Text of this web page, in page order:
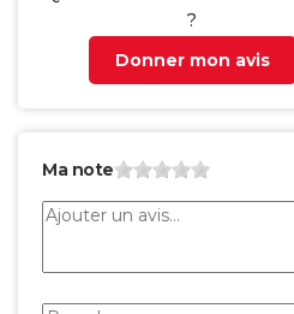
?
Donner mon avis
Ma note